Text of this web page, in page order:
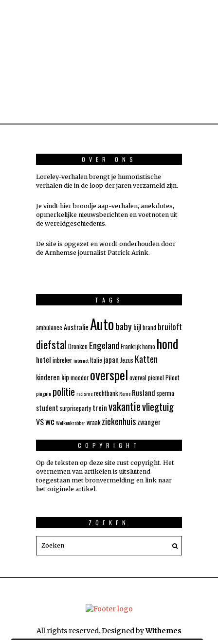
OVER ONS
Loreley-verhalen brengt je humoristische
verhalen die in de loop der jaren verzameld zijn.
Je vindt hier broodje aap-verhalen, anekdotes,
opmerkelijke nieuwsberichten en voetnoten uit
de wereldgeschiedenis.
De site is opgezet en wordt onderhouden door
de Arnhemse journalist Patrick Arink.
TAGS
ambulance AustralieAutobabybijlbrand bruiloft
diefstal Dronken Engeland Frankrijkhomo hond
hotel inbrekerinternetItalie japan Jezus Katten
kinderen kip moeder overspel overvalpiemelPiloot
pinguin politie racismerechtbankRome Rusland sperma
student surpriseparty treinvakantievliegtuig
VSwc Wolkenkrabberwraak ziekenhuiszwanger
COPYRIGHT
Op de teksten op deze site rust copyright. Het
overnemen van artikelen is uitsluitend
toegestaan met bronvermelding en link naar
het originele artikel.
ZOEKEN
All rights reserved. Designed byWithemes